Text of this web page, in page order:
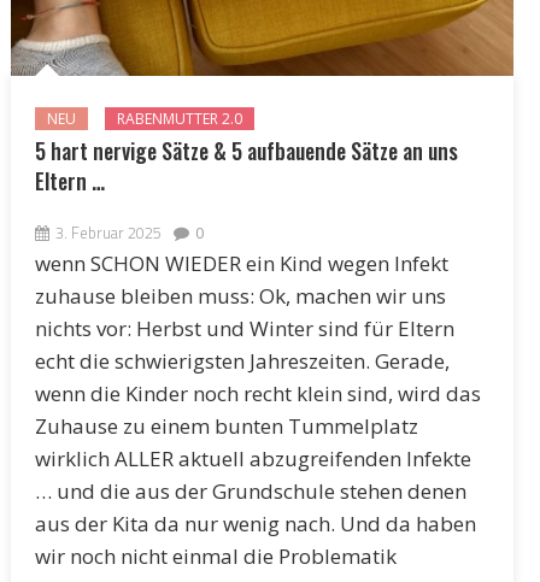
NEU RABENMUTTER 2.0
5 hart nervige Sätze & 5 aufbauende Sätze an uns
Eltern …
3. Februar 2025 0
wenn SCHON WIEDER ein Kind wegen Infekt
zuhause bleiben muss: Ok, machen wir uns
nichts vor: Herbst und Winter sind für Eltern
echt die schwierigsten Jahreszeiten. Gerade,
wenn die Kinder noch recht klein sind, wird das
Zuhause zu einem bunten Tummelplatz
wirklich ALLER aktuell abzugreifenden Infekte
… und die aus der Grundschule stehen denen
aus der Kita da nur wenig nach. Und da haben
wir noch nicht einmal die Problematik